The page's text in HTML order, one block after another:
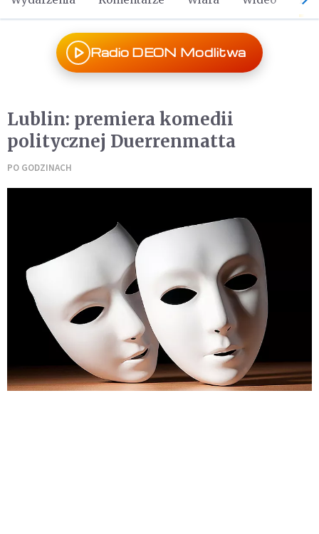
Radio DEON Modlitwa
Lublin: premiera komedii
politycznej Duerrenmatta
PO GODZINACH